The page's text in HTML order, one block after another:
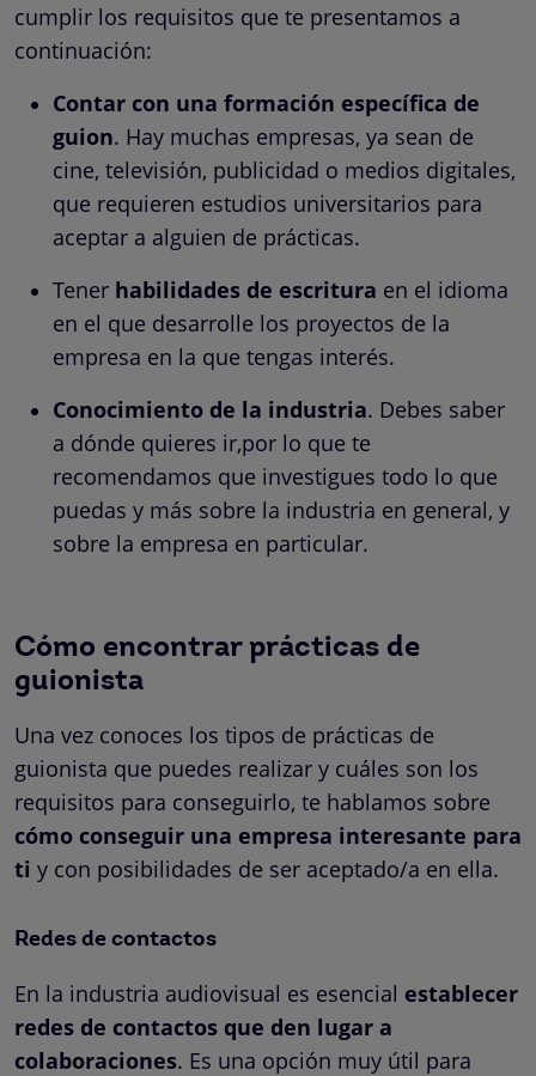
cumplir los requisitos que te presentamos a
continuación:
Contar con una formación específica de
guion. Hay muchas empresas, ya sean de
cine, televisión, publicidad o medios digitales,
que requieren estudios universitarios para
aceptar a alguien de prácticas.
Tener habilidades de escritura en el idioma
en el que desarrolle los proyectos de la
empresa en la que tengas interés.
Conocimiento de la industria. Debes saber
a dónde quieres ir,por lo que te
recomendamos que investigues todo lo que
puedas y más sobre la industria en general, y
sobre la empresa en particular.
Cómo encontrar prácticas de
guionista
Una vez conoces los tipos de prácticas de
guionista que puedes realizar y cuáles son los
requisitos para conseguirlo, te hablamos sobre
cómo conseguir una empresa interesante para
ti y con posibilidades de ser aceptado/a en ella.
Redes de contactos
En la industria audiovisual es esencial establecer
redes de contactos que den lugar a
colaboraciones. Es una opción muy útil para